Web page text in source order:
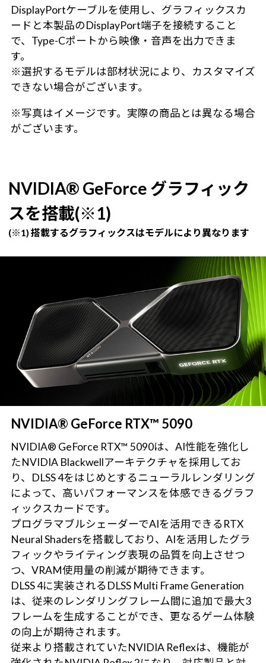
DisplayPortケーブルを使用し、グラフィックスカ
ードと本製品のDisplayPort端子を接続すること
で、Type-Cポートから映像・音声を出力できま
す。
※選択するモデルは部材状況により、カスタマイズ
できない場合がございます。
※写真はイメージです。実際の商品とは異なる場合
がございます。
NVIDIA® GeForce グラフィック
スを搭載(※1)
(※1) 搭載するグラフィックスはモデルにより異なります
NVIDIA® GeForce RTX™ 5090
NVIDIA® GeForce RTX™ 5090は、AI性能を強化し
たNVIDIA Blackwellアーキテクチャを採用してお
り、DLSS 4をはじめとするニューラルレンダリング
によって、高いパフォーマンスを体感できるグラフ
ィックスカードです。
プログラマブルシェーダーでAIを活用できるRTX
Neural Shadersを搭載しており、AIを活用したグラ
フィックやライティング表現の品質を向上させつ
つ、VRAM使用量の削減が期待できます。
DLSS 4に実装されるDLSS Multi Frame Generation
は、従来のレンダリングフレーム間に追加で最大3
フレームを生成することができ、更なるゲーム体験
の向上が期待されます。
従来より搭載されていたNVIDIA Reflexは、機能が